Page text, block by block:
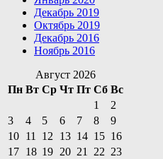
Декабрь 2019
Октябрь 2019
Декабрь 2016
Ноябрь 2016
Август 2026
Пн Вт Ср Чт Пт Сб Вс
1
2
3
4 5 6 7 8
9
10 11 12 13 14 15 16
17 18 19 20 21 22 23